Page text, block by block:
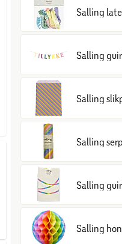
Salling
Salling
Salling
Salling
Salling